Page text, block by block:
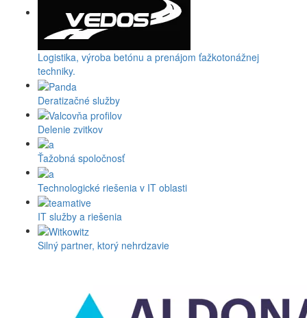
Logistika, výroba betónu a prenájom ťažkotonážnej
techniky.
Deratizačné služby
Delenie zvitkov
Ťažobná spoločnosť
Technologické riešenia v IT oblasti
IT služby a riešenia
Silný partner, ktorý nehrdzavie